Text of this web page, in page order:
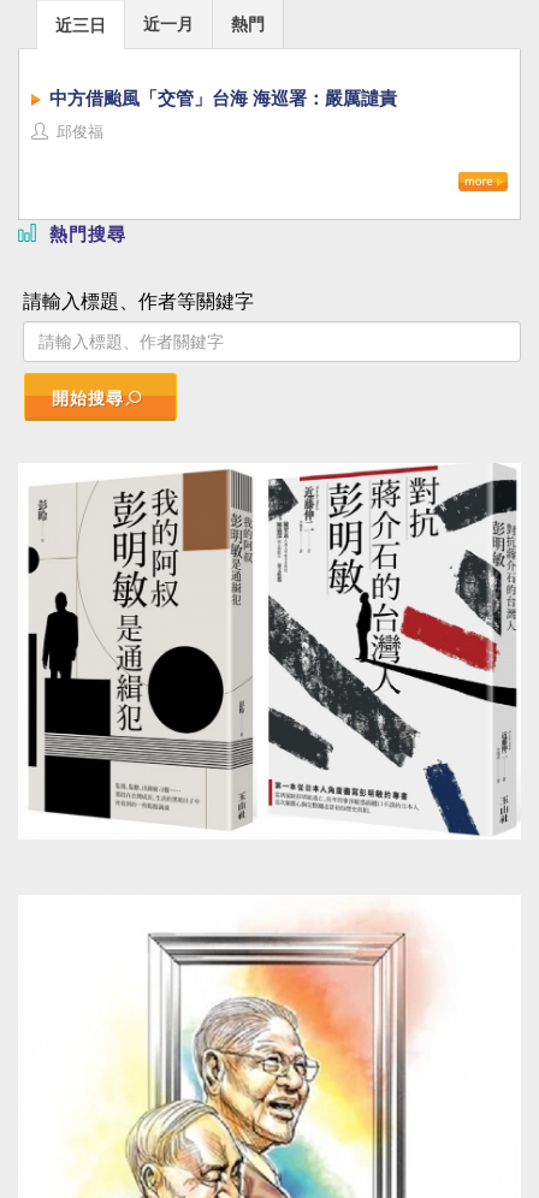
近三日 近一月 熱門
中方借颱風「交管」台海 海巡署：嚴厲譴責
邱俊福
熱門搜尋
請輸入標題、作者等關鍵字
開始搜尋